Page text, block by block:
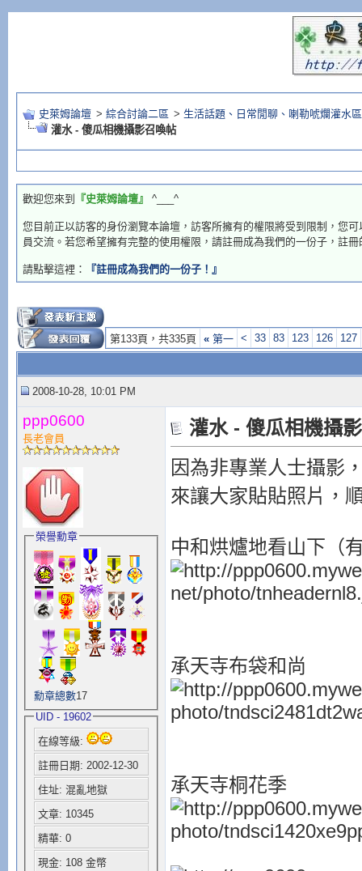
史萊姆論壇 > 綜合討論二區 > 生活話題、日常閒聊、喇勒唬爛灌水區
灌水 - 傻瓜相機攝影召喚帖
歡迎您來到 『史萊姆論壇』 ^___^
您目前正以訪客的身份瀏覽本論壇，訪客所擁有的權限將受到限制，您
員交流。若您希望擁有完整的使用權限，請註冊成為我們的一份子，註
請點擊這裡： 『註冊成為我們的一份子！』
第133頁，共335頁 «第一 < 33 83 123 126 127
2008-10-28, 10:01 PM
ppp0600
長老會員
榮譽勳章
勳章總數17
UID - 19602
在線等級:
註冊日期: 2002-12-30
住址: 混亂地獄
文章: 10345
精華: 0
現金: 108 金幣
灌水 - 傻瓜相機攝
因為非專業人士攝影
來讓大家貼貼照片，
中和烘爐地看山下（
承天寺布袋和尚
承天寺桐花季